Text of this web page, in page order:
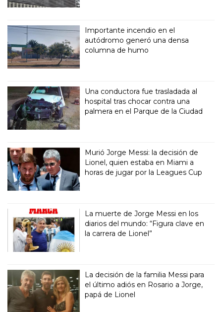
Importante incendio en el
autódromo generó una densa
columna de humo
Una conductora fue trasladada al
hospital tras chocar contra una
palmera en el Parque de la Ciudad
Murió Jorge Messi: la decisión de
Lionel, quien estaba en Miami a
horas de jugar por la Leagues Cup
La muerte de Jorge Messi en los
diarios del mundo: “Figura clave en
la carrera de Lionel”
La decisión de la familia Messi para
el último adiós en Rosario a Jorge,
papá de Lionel